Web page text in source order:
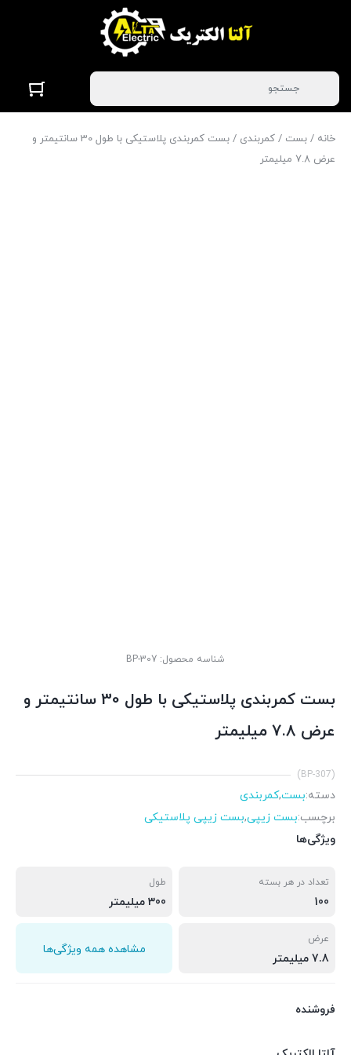
خانه / بست / کمربندی
/ بست کمربندی پلاستیکی با طول 30 سانتیمتر و
عرض 7.8 میلیمتر
شناسه محصول: BP-307
بست کمربندی پلاستیکی با طول 30 سانتیمتر و
عرض 7.8 میلیمتر
(BP-307)
دسته:بست,کمربندی
برچسب:بست زیپی,بست زیپی پلاستیکی
ویژگی‌ها
تعداد در هر بسته
100
طول
300 میلیمتر
عرض
7.8 میلیمتر
مشاهده همه ویژگی‌ها
فروشنده